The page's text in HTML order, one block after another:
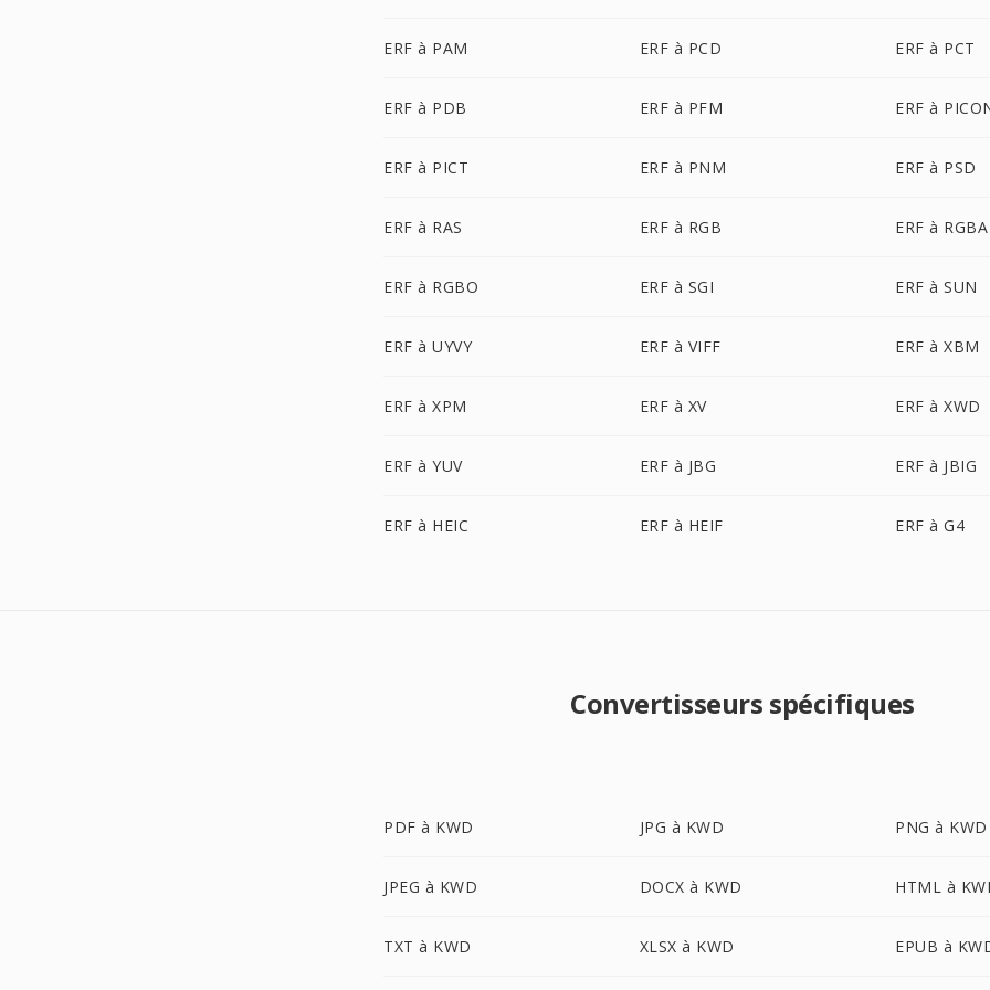
ERF à PAM ERF à PCD ERF à PCT
ERF à PDB ERF à PFM ERF à
ERF à PICT ERF à PNM ERF à PSD
ERF à RAS ERF à RGB ERF à RGBA
ERF à RGBO ERF à SGI ERF à SUN
ERF à UYVY ERF à VIFF ERF à XBM
ERF à XPM ERF à XV ERF à XWD
ERF à YUV ERF à JBG ERF à JBIG
ERF à HEIC ERF à HEIF ERF à G4
Convertisseurs spécifiques
PDF à KWD JPG à KWD PNG à KWD
JPEG à KWD DOCX à KWD HTML à
TXT à KWD XLSX à KWD EPUB à